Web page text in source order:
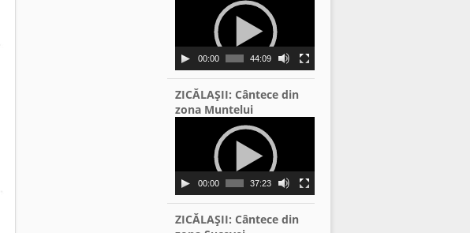
00:00 44:09
ZICĂLAŞII: Cântece din
zona Muntelui
00:00 37:23
ZICĂLAŞII: Cântece din